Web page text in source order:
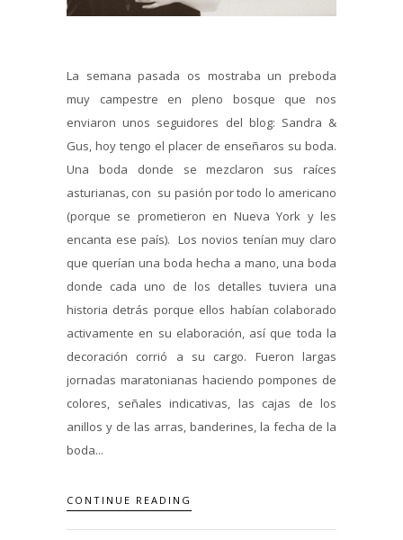
La semana pasada os mostraba un preboda
muy campestre en pleno bosque que nos
enviaron unos seguidores del blog: Sandra &
Gus, hoy tengo el placer de enseñaros su boda.
Una boda donde se mezclaron sus raíces
asturianas, con su pasión por todo lo americano
(porque se prometieron en Nueva York y les
encanta ese país). Los novios tenían muy claro
que querían una boda hecha a mano, una boda
donde cada uno de los detalles tuviera una
historia detrás porque ellos habían colaborado
activamente en su elaboración, así que toda la
decoración corrió a su cargo. Fueron largas
jornadas maratonianas haciendo pompones de
colores, señales indicativas, las cajas de los
anillos y de las arras, banderines, la fecha de la
boda...
CONTINUE READING